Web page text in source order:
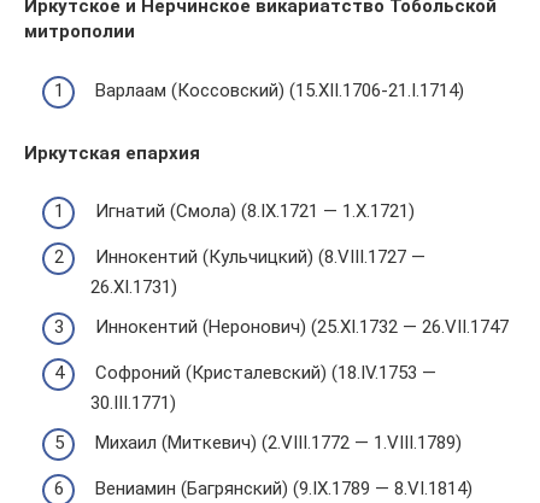
Иркутское и Нерчинское викариатство Тобольской
митрополии
Варлаам (Коссовский) (15.XII.1706-21.I.1714)
Иркутская епархия
Игнатий (Смола) (8.IX.1721 — 1.X.1721)
Иннокентий (Кульчицкий) (8.VIII.1727 —
26.XI.1731)
Иннокентий (Неронович) (25.XI.1732 — 26.VII.1747
Софроний (Кристалевский) (18.IV.1753 —
30.III.1771)
Михаил (Миткевич) (2.VIII.1772 — 1.VIII.1789)
Вениамин (Багрянский) (9.IX.1789 — 8.VI.1814)